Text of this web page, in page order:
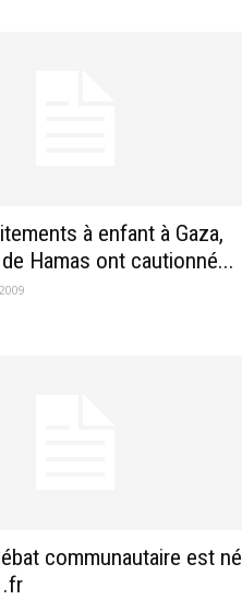
à enfant à Gaza,
Hamas ont cautionné...
communautaire est né
.fr